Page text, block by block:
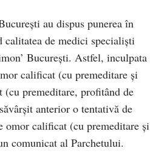
au dispus punerea în
de medici specialişti
Bucureşti. Astfel, inculpata
calificat (cu premeditare şi
premeditare, profitând de
anterior o tentativă de
omor calificat (cu premeditare şi
comunicat al Parchetului.